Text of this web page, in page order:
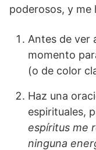
poderosos, y me
Antes de ver
momento
(o de color
Haz una
espirituales,
espíritus me
ninguna